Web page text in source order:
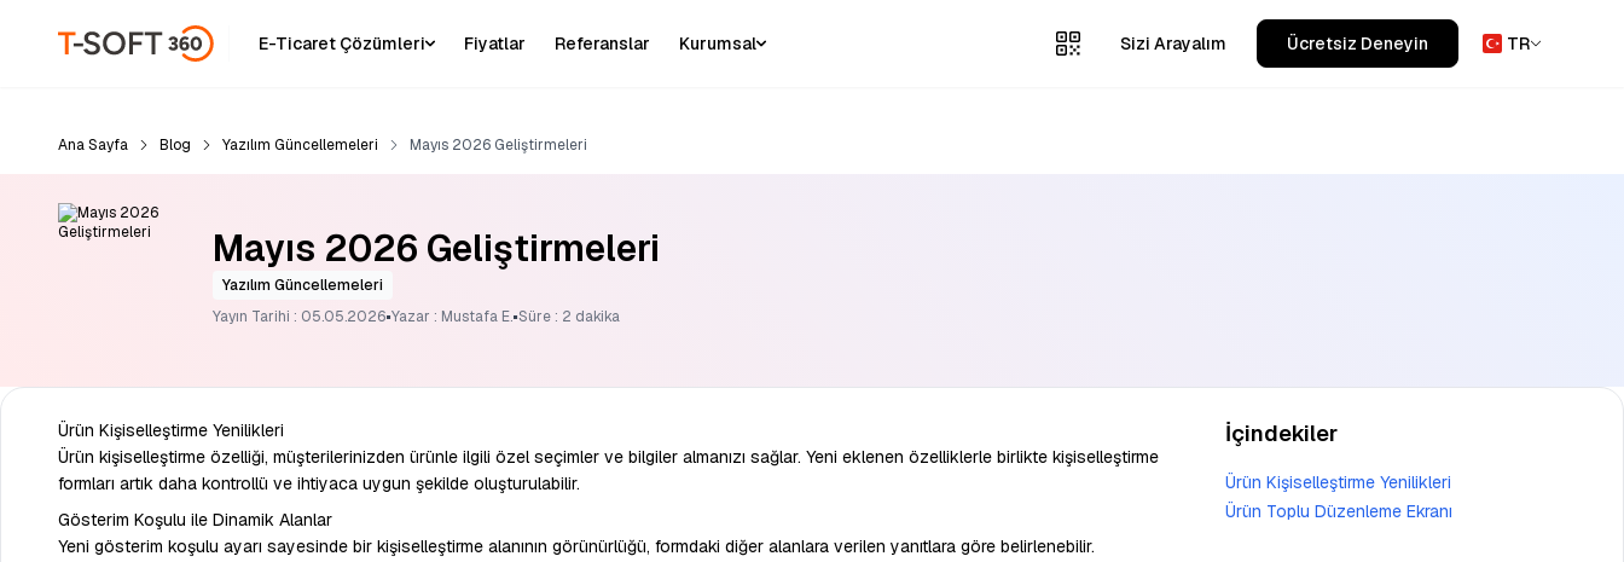
E-Ticaret Çözümleri Fiyatlar Referanslar Kurumsal Sizi Arayalım Ücretsiz Deneyin TR
Ana Sayfa Blog Yazılım Güncellemeleri Mayıs 2026 Geliştirmeleri
Mayıs 2026 Geliştirmeleri
Yazılım Güncellemeleri
Yayın Tarihi : 05.05.2026·Yazar : Mustafa E.·Süre : 2 dakika
Ürün Kişiselleştirme Yenilikleri
Ürün kişiselleştirme özelliği, müşterilerinizden ürünle ilgili özel seçimler ve bilgiler almanızı sağlar. Yeni eklenen özelliklerle birlikte kişiselleştirme
formları artık daha kontrollü ve ihtiyaca uygun şekilde oluşturulabilir.
Gösterim Koşulu ile Dinamik Alanlar
Yeni gösterim koşulu ayarı sayesinde bir kişiselleştirme alanının görünürlüğü, formdaki diğer alanlara verilen yanıtlara göre belirlenebilir.
İçindekiler
Ürün Kişiselleştirme Yenilikleri
Ürün Toplu Düzenleme Ekranı